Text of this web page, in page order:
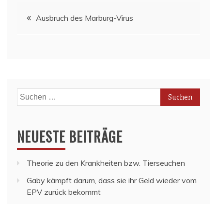
Beitragsnavigation
Ausbruch des Marburg-Virus
Suchen
nach:
NEUESTE BEITRÄGE
Theorie zu den Krankheiten bzw. Tierseuchen
Gaby kämpft darum, dass sie ihr Geld wieder vom
EPV zurück bekommt